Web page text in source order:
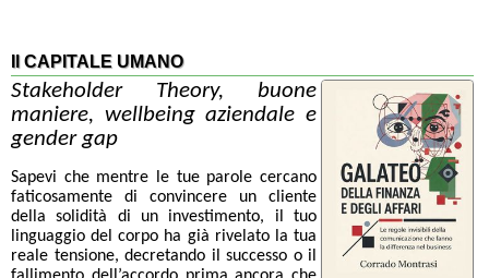
Il CAPITALE UMANO
Stakeholder Theory, buone
maniere, wellbeing aziendale e
gender gap
Sapevi che mentre le tue parole cercano
faticosamente di convincere un cliente
della solidità di un investimento, il tuo
linguaggio del corpo ha già rivelato la tua
reale tensione, decretando il successo o il